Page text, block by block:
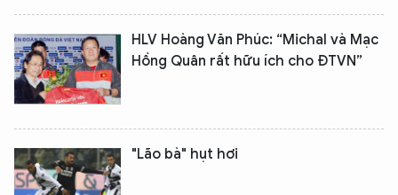
HLV Hoàng Văn Phúc: “Michal và Mạc
Hồng Quân rất hữu ích cho ĐTVN”
"Lão bà" hụt hơi